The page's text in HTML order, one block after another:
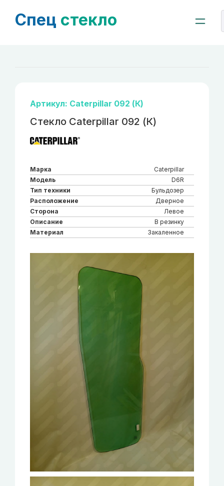
Спец стекло
Артикул: Caterpillar 092 (К)
Стекло Caterpillar 092 (К)
Марка
Caterpillar
Модель
D6R
Тип техники
Бульдозер
Расположение
Дверное
Сторона
Левое
Описание
В резинку
Материал
Закаленное